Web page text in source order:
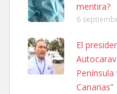
SHIBA PERDIDO AVDA
PERRO MACHO RAZA
06/07/2025 ZONA MESA
Leales.org » Gran Canaria
mentira?
6
El
Canarias”